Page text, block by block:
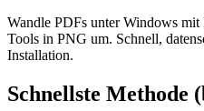
Wandle PDFs unter Windows
Tools in PNG um. Schnell,
Installation.
Schnellste Methode